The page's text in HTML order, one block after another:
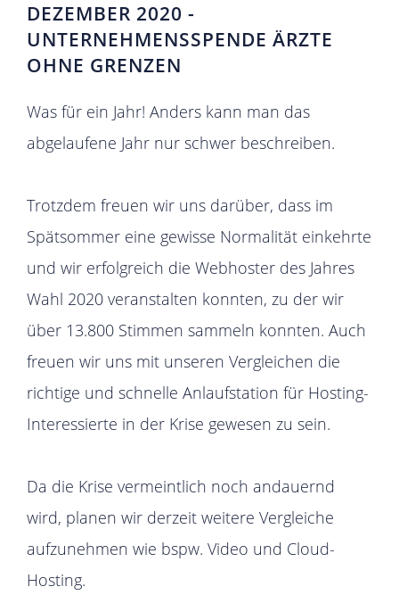
DEZEMBER 2020 -
UNTERNEHMENSSPENDE ÄRZTE
OHNE GRENZEN
Was für ein Jahr! Anders kann man das
abgelaufene Jahr nur schwer beschreiben.
Trotzdem freuen wir uns darüber, dass im
Spätsommer eine gewisse Normalität einkehrte
und wir erfolgreich die Webhoster des Jahres
Wahl 2020 veranstalten konnten, zu der wir
über 13.800 Stimmen sammeln konnten. Auch
freuen wir uns mit unseren Vergleichen die
richtige und schnelle Anlaufstation für Hosting-
Interessierte in der Krise gewesen zu sein.
Da die Krise vermeintlich noch andauernd
wird, planen wir derzeit weitere Vergleiche
aufzunehmen wie bspw. Video und Cloud-
Hosting.